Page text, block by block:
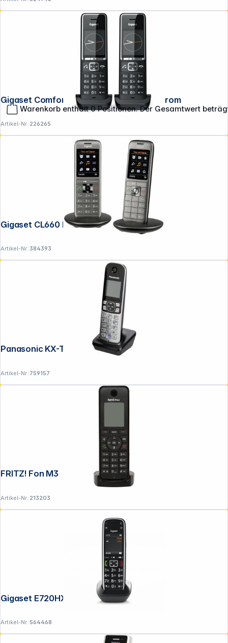
Warenkorb enthält 0 Positionen. Der Gesamtwert
Gigaset Comfort 550HX duo schwarz/chrom
Artikel-Nr.:226265
Gigaset CL660 HX Duo anthrazit
Artikel-Nr.:384393
Panasonic KX-TG681EXB schwarz
Artikel-Nr.:759157
FRITZ! Fon M3
Artikel-Nr.:213203
Gigaset E720HX schwarz
Artikel-Nr.:564468
**EVP = Empfohlener Verkaufspreis des Herstellers /
Lieferanten zzgl. 19% Mwst.
Alle Preise exkl. gesetzl. Mehrwertsteuer zzgl.
Versandkosten.
Copyright © 2001 - 2026 DGH - Alle Rechte vorbehalten.